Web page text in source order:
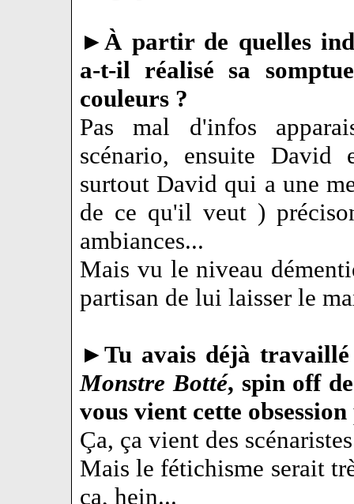
►À partir de quelles
a-t-il réalisé sa
couleurs ?
Pas mal d'infos
scénario, ensuite David
surtout David qui a une
de ce qu'il veut )
ambiances...
Mais vu le niveau
partisan de lui laisser le
►Tu avais déjà
Monstre Botté, spin off
vous vient cette
Ça, ça vient des
Mais le fétichisme serait
ça, hein...